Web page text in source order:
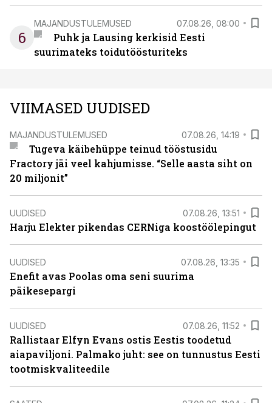
6
MAJANDUSTULEMUSED 07.08.26, 08:00
Puhk ja Lausing kerkisid Eesti
suurimateks toidutöösturiteks
VIIMASED UUDISED
MAJANDUSTULEMUSED 07.08.26, 14:19
Tugeva käibehüppe teinud tööstusidu
Fractory jäi veel kahjumisse. “Selle aasta siht on
20 miljonit”
UUDISED 07.08.26, 13:51
Harju Elekter pikendas CERNiga koostöölepingut
UUDISED 07.08.26, 13:35
Enefit avas Poolas oma seni suurima
päikesepargi
UUDISED 07.08.26, 11:52
Rallistaar Elfyn Evans ostis Eestis toodetud
aiapaviljoni. Palmako juht: see on tunnustus Eesti
tootmiskvaliteedile